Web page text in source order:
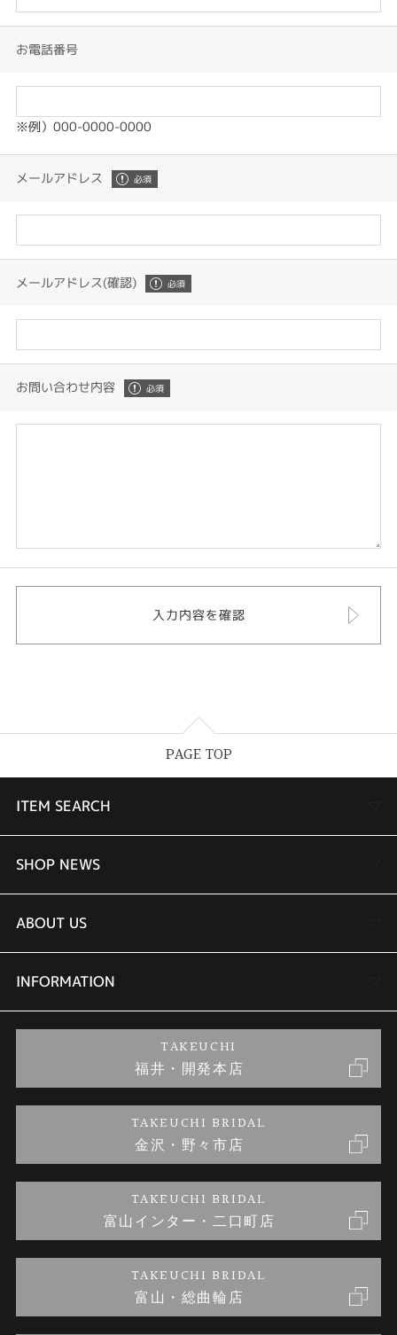
お電話番号
※例）000-0000-0000
メールアドレス
メールアドレス(確認)
お問い合わせ内容
PAGE TOP
ITEM SEARCH
婚約指輪
結婚指輪
セットリング
婚約ネックレス
金・プラチナのお取引
SHOP NEWS
TAKEUCHI BRIDAL金沢本店情報
商品一覧
ブランドリスト
金澤指輪工房｜手作りペアリング
金澤指輪工房｜手作り結婚指輪 and 婚約指輪
金澤指輪工房｜手作り婚約指輪プロポーズプラン
ABOUT US
会社概要
お客様の声
INFORMATION
プライバシーポリシー
TAKEUCHI
福井・開発本店
TAKEUCHI BRIDAL
金沢・野々市店
TAKEUCHI BRIDAL
富山インター・二口町店
TAKEUCHI BRIDAL
富山・総曲輪店